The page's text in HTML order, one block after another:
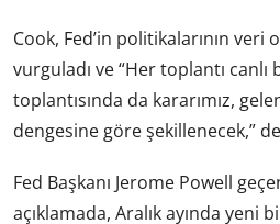
Cook, Fed’in politikalarının veri
vurguladı ve “Her toplantı canlı
toplantısında da kararımız,
dengesine göre şekillenecek,”
Fed Başkanı Jerome Powell
açıklamada, Aralık ayında yeni